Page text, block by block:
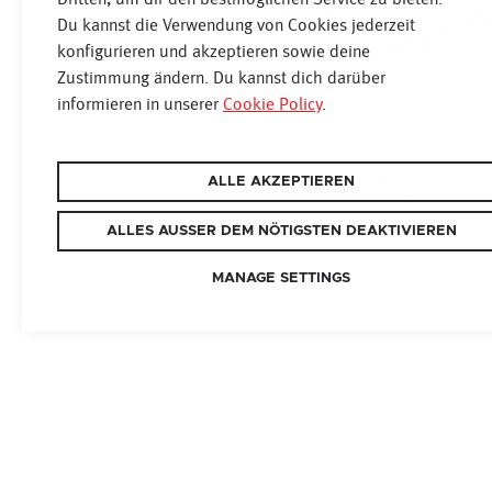
MAG. (FH)
AICHNER
Leitung Marketing &
Öffentlichkeitsarbeit
NACHRICHT
Du kannst die Verwendung von Cookies jederzeit
konfigurieren und akzeptieren sowie deine
Zustimmung ändern. Du kannst dich darüber
informieren in unserer Cookie Policy.
ALLE AKZEPTIEREN
ALLES AUSSER DEM NÖTIGSTEN DEAKTIVIEREN
MANAGE SETTINGS